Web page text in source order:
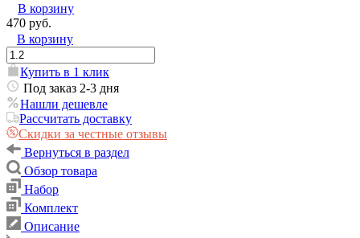
В корзину
470 руб.
В корзину
Купить в 1 клик
Под заказ 2-3 дня
Нашли дешевле
Рассчитать доставку
Скидки за честные отзывы
Вернуться в раздел
Обзор товара
Набор
Комплект
Описание